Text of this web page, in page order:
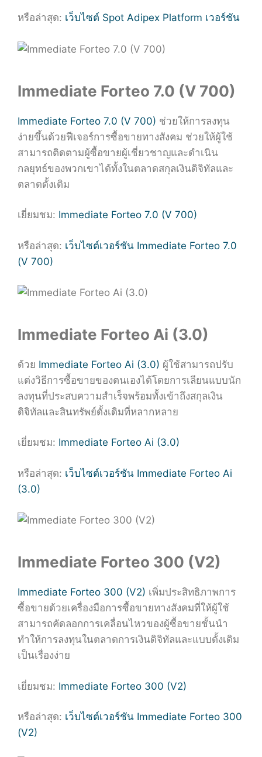
หรือล่าสุด: เว็บไซต์ Spot Adipex Platform เวอร์ชัน
Immediate Forteo 7.0 (V 700)
Immediate Forteo 7.0 (V 700) ช่วยให้การลงทุน
ง่ายขึ้นด้วยฟีเจอร์การซื้อขายทางสังคม ช่วยให้ผู้ใช้
สามารถติดตามผู้ซื้อขายผู้เชี่ยวชาญและดำเนิน
กลยุทธ์ของพวกเขาได้ทั้งในตลาดสกุลเงินดิจิทัลและ
ตลาดดั้งเดิม
เยี่ยมชม: Immediate Forteo 7.0 (V 700)
หรือล่าสุด: เว็บไซต์เวอร์ชัน Immediate Forteo 7.0
(V 700)
Immediate Forteo Ai (3.0)
ด้วย Immediate Forteo Ai (3.0) ผู้ใช้สามารถปรับ
แต่งวิธีการซื้อขายของตนเองได้โดยการเลียนแบบนัก
ลงทุนที่ประสบความสำเร็จพร้อมทั้งเข้าถึงสกุลเงิน
ดิจิทัลและสินทรัพย์ดั้งเดิมที่หลากหลาย
เยี่ยมชม: Immediate Forteo Ai (3.0)
หรือล่าสุด: เว็บไซต์เวอร์ชัน Immediate Forteo Ai
(3.0)
Immediate Forteo 300 (V2)
Immediate Forteo 300 (V2) เพิ่มประสิทธิภาพการ
ซื้อขายด้วยเครื่องมือการซื้อขายทางสังคมที่ให้ผู้ใช้
สามารถคัดลอกการเคลื่อนไหวของผู้ซื้อขายชั้นนำ
ทำให้การลงทุนในตลาดการเงินดิจิทัลและแบบดั้งเดิม
เป็นเรื่องง่าย
เยี่ยมชม: Immediate Forteo 300 (V2)
หรือล่าสุด: เว็บไซต์เวอร์ชัน Immediate Forteo 300
(V2)